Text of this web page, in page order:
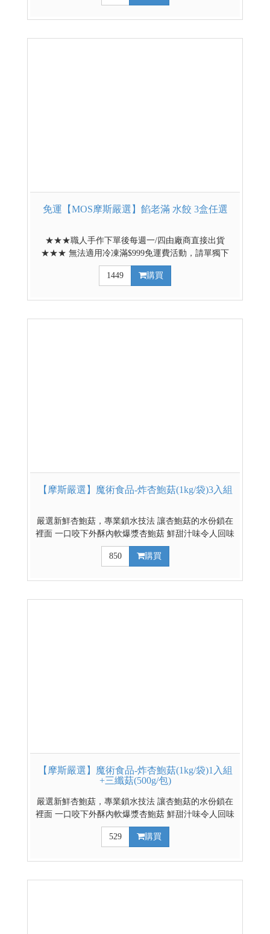
免運【MOS摩斯嚴選】餡老滿 水餃 3盒任選
★★★職人手作下單後每週一/四由廠商直接出貨
★★★ 無法適用冷凍滿$999免運費活動，請單獨下
單，以防運費被超收 ★冷凍真空包裝幫您宅配到家 ★
餡料飽滿多汁，新鮮現包，每盒30顆(1080g/盒) ★口
蝦仁與韭菜俱全，豬肉打餡前要先「排酸」，老湯則
1449 購買
【摩斯嚴選】魔術食品-炸杏鮑菇(1kg/袋)3入組
嚴選新鮮杏鮑菇，專業鎖水技法 讓杏鮑菇的水份鎖在
裡面 一口咬下外酥內軟爆漿杏鮑菇 鮮甜汁味令人回味
其他低溫熟食賣場 *購買時請注意: 本商品為低溫冷藏
(凍)商品
850 購買
【摩斯嚴選】魔術食品-炸杏鮑菇(1kg/袋)1入組
+三纖菇(500g/包)
嚴選新鮮杏鮑菇，專業鎖水技法 讓杏鮑菇的水份鎖在
裡面 一口咬下外酥內軟爆漿杏鮑菇 鮮甜汁味令人回味
嚴選杏飽菇、鴻喜菇、香菇、洋菇之食材 以自製天
然香菇昆布高湯及 台灣當地釀造醬油 味霖等調味料熬
529 購買